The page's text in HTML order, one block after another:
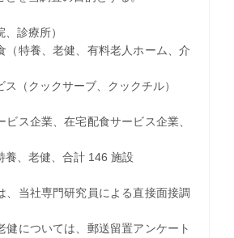
、診療所）
（特養、老健、有料老人ホーム、介
ス（クックサーブ、クックチル）
ビス企業、在宅配食サービス企業、
養、老健、合計 146 施設
、当社専門研究員による直接面接調
健については、郵送留置アンケート